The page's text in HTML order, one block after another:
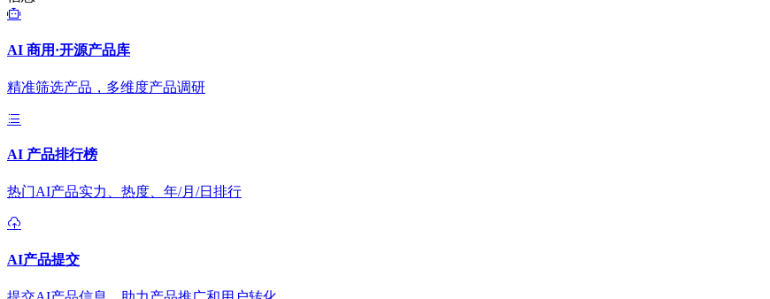
AI 商用·开源产品库
精准筛选产品，多维度产品调研
AI 产品排行榜
热门AI产品实力、热度、年/月/日排行
AI产品提交